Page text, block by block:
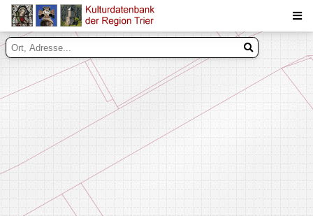
Suche
Inhalte